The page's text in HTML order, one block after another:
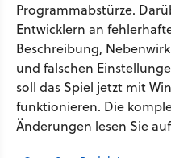
Programmabstürze.
Entwicklern an
Beschreibung,
und falschen
soll das Spiel jetzt mit
funktionieren. Die
Änderungen lesen Sie